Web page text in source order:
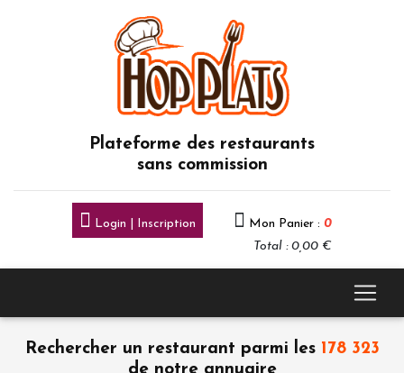
Plateforme des restaurants
sans commission
Login | Inscription Mon Panier : 0
Total : 0,00 €
Rechercher un restaurant parmi les 178 323